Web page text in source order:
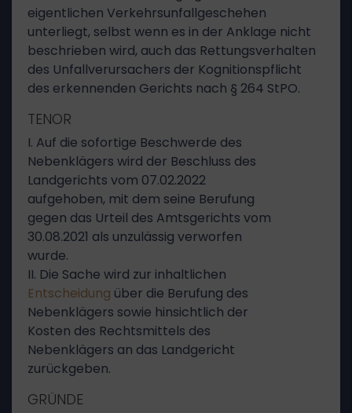
eigentlichen Verkehrsunfallgeschehen
unterliegt, selbst wenn es in der Anklage nicht
beschrieben wird, auch das Rettungsverhalten
des Unfallverursachers der Kognitionspflicht
des erkennenden Gerichts nach § 264 StPO.
TENOR
I. Auf die sofortige Beschwerde des
Nebenklägers wird der Beschluss des
Landgerichts vom 07.02.2022
aufgehoben, mit dem seine Berufung
gegen das Urteil des Amtsgerichts vom
30.08.2021 als unzulässig verworfen
wurde.
II. Die Sache wird zur inhaltlichen
Entscheidung über die Berufung des
Nebenklägers sowie hinsichtlich der
Kosten des Rechtsmittels des
Nebenklägers an das Landgericht
zurückgeben.
GRÜNDE